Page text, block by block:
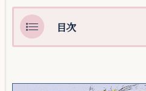
目次
Spanish with Vicenteで
amigo.②La carta ha